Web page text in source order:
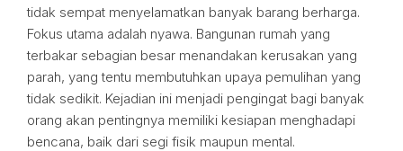
tidak sempat menyelamatkan banyak barang berharga.
Fokus utama adalah nyawa. Bangunan rumah yang
terbakar sebagian besar menandakan kerusakan yang
parah, yang tentu membutuhkan upaya pemulihan yang
tidak sedikit. Kejadian ini menjadi pengingat bagi banyak
orang akan pentingnya memiliki kesiapan menghadapi
bencana, baik dari segi fisik maupun mental.